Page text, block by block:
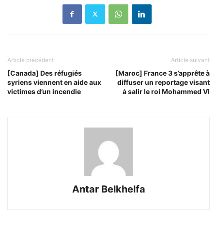
Article précédent
[Canada] Des réfugiés
syriens viennent en aide aux
victimes d’un incendie
Article suivant
[Maroc] France 3 s’apprête à
diffuser un reportage visant
à salir le roi Mohammed VI
Antar Belkhelfa